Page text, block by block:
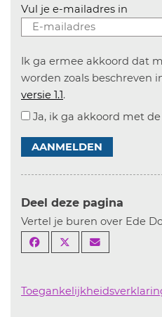
Vul je e-mailadres in
Ik ga ermee akkoord dat
worden zoals beschreven
versie 1.1.
Ja, ik ga akkoord met
AANMELDEN
Deel deze pagina
Vertel je buren over Ede